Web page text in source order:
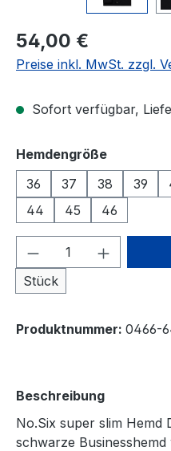
Regulärer Preis:
54,00 €
Preise inkl. MwSt. zzgl.
Sofort verfügbar,
Hemdengrößeauswählen
36
37 38 39
44
45 46
Produkt Anzahl:
Stück
Produktnummer: 0466-
Beschreibung
No.Six super slim Hemd
schwarze